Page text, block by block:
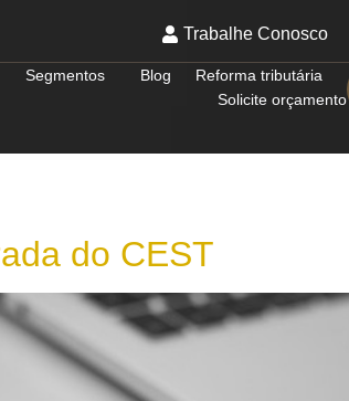
Trabalhe Conosco
Segmentos Blog
Reforma tributária
Solicite orçamento
do CEST